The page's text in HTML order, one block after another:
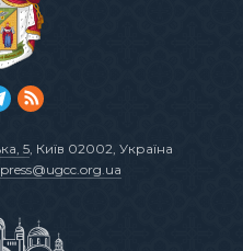
5, Київ 02002, Україна
press@ugcc.org.ua